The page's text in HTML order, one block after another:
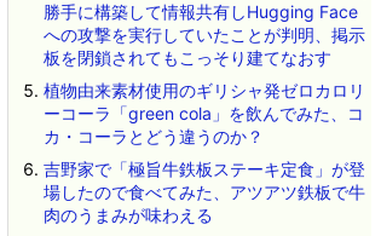
勝手に構築して情報共有しHugging Face
への攻撃を実行していたことが判明、掲示
板を閉鎖されてもこっそり建てなおす
植物由来素材使用のギリシャ発ゼロカロリ
ーコーラ「green cola」を飲んでみた、コ
カ・コーラとどう違うのか？
吉野家で「極旨牛鉄板ステーキ定食」が登
場したので食べてみた、アツアツ鉄板で牛
肉のうまみが味わえる